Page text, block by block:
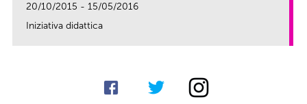
20/10/2015 - 15/05/2016
Iniziativa didattica